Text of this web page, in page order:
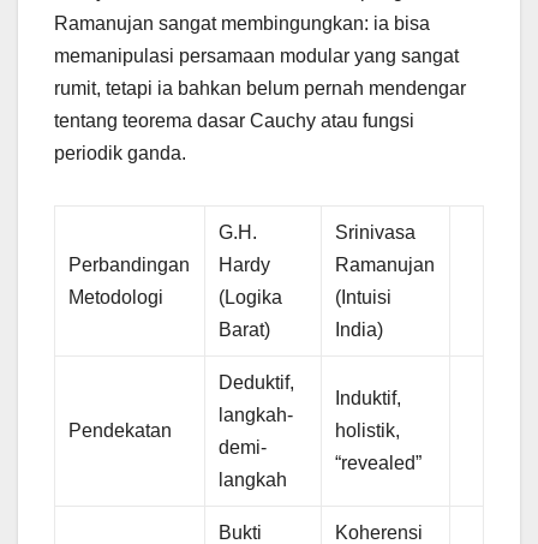
Ramanujan sangat membingungkan: ia bisa
memanipulasi persamaan modular yang sangat
rumit, tetapi ia bahkan belum pernah mendengar
tentang teorema dasar Cauchy atau fungsi
periodik ganda.
Perbandingan
Metodologi
G.H.
Hardy
(Logika
Barat)
Srinivasa
Ramanujan
(Intuisi
India)
Pendekatan
Deduktif,
langkah-
demi-
langkah
Induktif,
holistik,
“revealed”
Bukti
Koherensi